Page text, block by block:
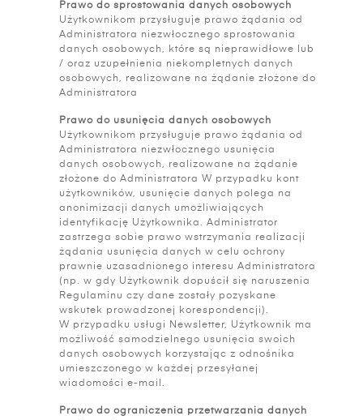
Prawo do sprostowania danych osobowych
Użytkownikom przysługuje prawo żądania od
Administratora niezwłocznego sprostowania
danych osobowych, które są nieprawidłowe lub
/ oraz uzupełnienia niekompletnych danych
osobowych, realizowane na żądanie złożone do
Administratora
Prawo do usunięcia danych osobowych
Użytkownikom przysługuje prawo żądania od
Administratora niezwłocznego usunięcia
danych osobowych, realizowane na żądanie
złożone do Administratora W przypadku kont
użytkowników, usunięcie danych polega na
anonimizacji danych umożliwiających
identyfikację Użytkownika. Administrator
zastrzega sobie prawo wstrzymania realizacji
żądania usunięcia danych w celu ochrony
prawnie uzasadnionego interesu Administratora
(np. w gdy Użytkownik dopuścił się naruszenia
Regulaminu czy dane zostały pozyskane
wskutek prowadzonej korespondencji).
W przypadku usługi Newsletter, Użytkownik ma
możliwość samodzielnego usunięcia swoich
danych osobowych korzystając z odnośnika
umieszczonego w każdej przesyłanej
wiadomości e-mail.
Prawo do ograniczenia przetwarzania danych